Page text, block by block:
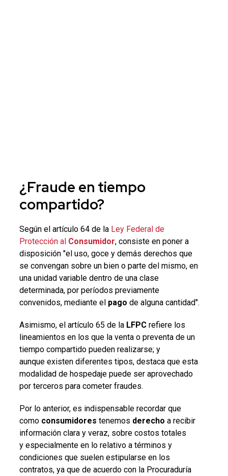
¿Fraude en tiempo
compartido?
Según el artículo 64 de la Ley Federal de
Protección al Consumidor, consiste en poner a
disposición "el uso, goce y demás derechos que
se convengan sobre un bien o parte del mismo, en
una unidad variable dentro de una clase
determinada, por períodos previamente
convenidos, mediante el pago de alguna cantidad".
Asimismo, el artículo 65 de la LFPCrefiere los
lineamientos en los que la venta o preventa de un
tiempo compartido pueden realizarse; y
aunque existen diferentes tipos, destaca que esta
modalidad de hospedaje puede ser aprovechado
por terceros para cometer fraudes.
Por lo anterior, es indispensable recordar que
como consumidores tenemos derecho a recibir
información clara y veraz, sobre costos totales
y especialmente en lo relativo a términos y
condiciones que suelen estipularse en los
contratos, ya que de acuerdo con la Procuraduría